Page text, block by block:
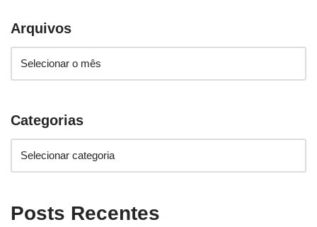
Arquivos
Categorias
Posts Recentes